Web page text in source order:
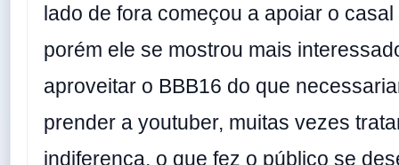
lado de fora começou a apoiar o casal
porém ele se mostrou mais
aproveitar o BBB16 do que
prender a youtuber, muitas vezes
indiferença, o que fez o público se